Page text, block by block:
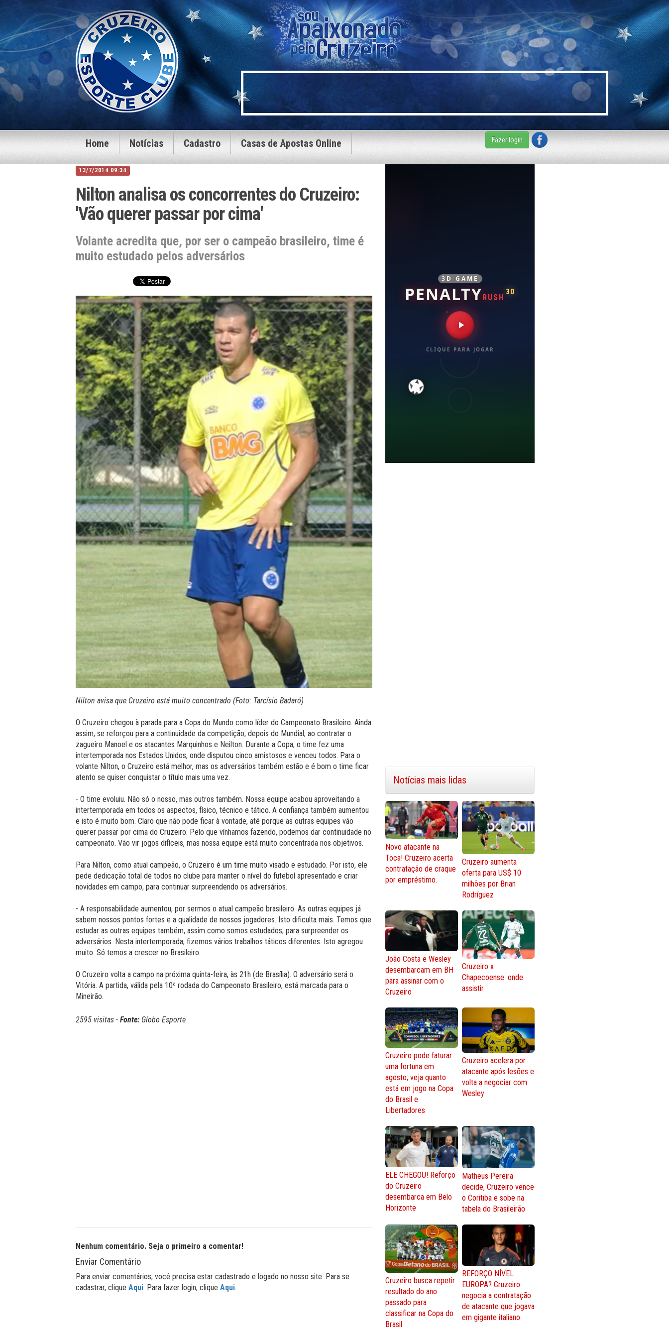
Home Notícias Cadastro Casas de Apostas Online Fazer login
13/7/2014 09:34
Nilton analisa os concorrentes do Cruzeiro:
'Vão querer passar por cima'
Volante acredita que, por ser o campeão brasileiro, time é
muito estudado pelos adversários
Nilton avisa que Cruzeiro está muito concentrado (Foto: Tarcísio Badaró)
O Cruzeiro chegou à parada para a Copa do Mundo como líder do Campeonato Brasileiro. Ainda
assim, se reforçou para a continuidade da competição, depois do Mundial, ao contratar o
zagueiro Manoel e os atacantes Marquinhos e Neilton. Durante a Copa, o time fez uma
intertemporada nos Estados Unidos, onde disputou cinco amistosos e venceu todos. Para o
volante Nilton, o Cruzeiro está melhor, mas os adversários também estão e é bom o time ficar
atento se quiser conquistar o título mais uma vez.
- O time evoluiu. Não só o nosso, mas outros também. Nossa equipe acabou aproveitando a
intertemporada em todos os aspectos, físico, técnico e tático. A confiança também aumentou
e isto é muito bom. Claro que não pode ficar à vontade, até porque as outras equipes vão
querer passar por cima do Cruzeiro. Pelo que vínhamos fazendo, podemos dar continuidade no
campeonato. Vão vir jogos difíceis, mas nossa equipe está muito concentrada nos objetivos.
Para Nilton, como atual campeão, o Cruzeiro é um time muito visado e estudado. Por isto, ele
pede dedicação total de todos no clube para manter o nível do futebol apresentado e criar
novidades em campo, para continuar surpreendendo os adversários.
- A responsabilidade aumentou, por sermos o atual campeão brasileiro. As outras equipes já
sabem nossos pontos fortes e a qualidade de nossos jogadores. Isto dificulta mais. Temos que
estudar as outras equipes também, assim como somos estudados, para surpreender os
adversários. Nesta intertemporada, fizemos vários trabalhos táticos diferentes. Isto agregou
muito. Só temos a crescer no Brasileiro.
O Cruzeiro volta a campo na próxima quinta-feira, às 21h (de Brasília). O adversário será o
Vitória. A partida, válida pela 10ª rodada do Campeonato Brasileiro, está marcada para o
Mineirão.
2595 visitas - Fonte: Globo Esporte
Nenhum comentário. Seja o primeiro a comentar!
Enviar Comentário
Para enviar comentários, você precisa estar cadastrado e logado no nosso site. Para se
cadastrar, clique Aqui. Para fazer login, clique Aqui.
3D GAME
PENALTYRUSH
3D
CLIQUE PARA JOGAR
Notícias mais lidas
Novo atacante na
Toca! Cruzeiro acerta
contratação de craque
por empréstimo.
Cruzeiro aumenta
oferta para US$ 10
milhões por Brian
Rodríguez
João Costa e Wesley
desembarcam em BH
para assinar com o
Cruzeiro
Cruzeiro x
Chapecoense: onde
assistir
Cruzeiro pode faturar
uma fortuna em
agosto; veja quanto
está em jogo na Copa
do Brasil e
Libertadores
Cruzeiro acelera por
atacante após lesões e
volta a negociar com
Wesley
ELE CHEGOU! Reforço
do Cruzeiro
desembarca em Belo
Horizonte
Matheus Pereira
decide, Cruzeiro vence
o Coritiba e sobe na
tabela do Brasileirão
Cruzeiro busca repetir
resultado do ano
passado para
classificar na Copa do
Brasil
REFORÇO NÍVEL
EUROPA? Cruzeiro
negocia a contratação
de atacante que jogava
em gigante italiano